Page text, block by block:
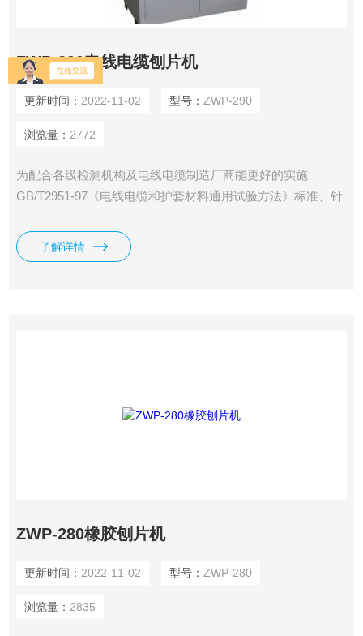
ZWP-290电线电缆刨片机
更新时间： 2022-11-02 型号： ZWP-290
浏览量： 2772
为配合各级检测机构及电线电缆制造厂商能更好的实施
GB/T2951-97《电线电缆和护套材料通用试验方法》标准、针
能测试提出新的要求，在上海电缆研究所有关专家的指导下，
研制了290-II型线缆冲模削片机。
了解详情
ZWP-280橡胶刨片机
更新时间： 2022-11-02 型号： ZWP-280
浏览量： 2835